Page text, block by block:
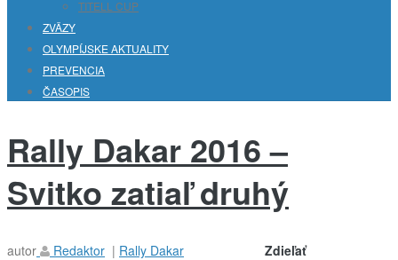
TITELL CUP
ZVÄZY
OLYMPÍJSKE AKTUALITY
PREVENCIA
ČASOPIS
Rally Dakar 2016 –
Svitko zatiaľ druhý
autor Redaktor | Rally Dakar
Zdieľať